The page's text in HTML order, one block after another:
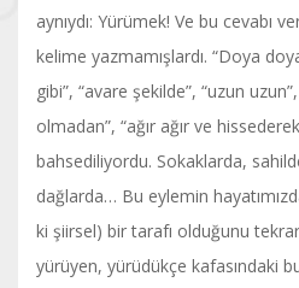
aynıydı: Yürümek! Ve bu cevabı
kelime yazmamışlardı. “Doya
gibi”, “avare şekilde”, “uzun
olmadan”, “ağır ağır ve
bahsediliyordu. Sokaklarda,
dağlarda… Bu eylemin
ki şiirsel) bir tarafı olduğunu
yürüyen, yürüdükçe kafasındaki